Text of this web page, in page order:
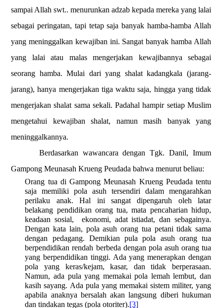
sampai Allah swt.. menurunkan adzab kepada mereka yang lalai
sebagai peringatan, tapi tetap saja banyak hamba-hamba Allah
yang meninggalkan kewajiban ini. Sangat banyak hamba Allah
yang lalai atau malas mengerjakan kewajibannya sebagai
seorang hamba. Mulai dari yang shalat kadangkala (jarang-
jarang), hanya mengerjakan tiga waktu saja, hingga yang tidak
mengerjakan shalat sama sekali. Padahal hampir setiap Muslim
mengetahui kewajiban shalat, namun masih banyak yang
meninggalkannya.
Berdasarkan wawancara dengan Tgk. Danil, Imum
Gampong Meunasah Krueng Peudada bahwa menurut beliau:
Orang tua di Gampong Meunasah Krueng Peudada tentu
saja memiliki pola asuh tersendiri dalam mengarahkan
perilaku anak. Hal ini sangat dipengaruh oleh latar
belakang pendidikan orang tua, mata pencaharian hidup,
keadaan sosial,
ekonomi, adat istiadat, dan sebagainya.
Dengan kata lain, pola asuh orang tua petani tidak sama
dengan pedagang. Demikian pula pola asuh orang tua
berpendidikan rendah berbeda dengan pola asuh orang tua
yang berpendidikan tinggi. Ada yang menerapkan dengan
pola yang keras/kejam, kasar, dan tidak berperasaan.
Namun, ada pula yang memakai pola lemah lembut, dan
kasih sayang. Ada pula yang memakai sistem militer, yang
apabila anaknya bersalah akan langsung diberi hukuman
dan tindakan tegas (pola otoriter).[3]